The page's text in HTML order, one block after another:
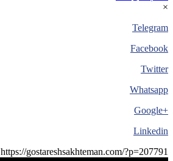
×
Telegram
Facebook
Twitter
Whatsapp
+Google
Linkedin
https://gostareshsakhteman.com/?p=207791